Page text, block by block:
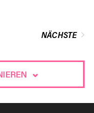
NÄCHSTE